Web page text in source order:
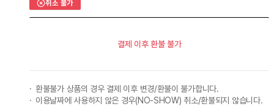
취소 불가
결제 이후 환불 불가
환불불가 상품의 경우 결제 이후 변경/환불이 불가합니다.
이용날짜에 사용하지 않은 경우(NO-SHOW) 취소/환불되지 않습니다.